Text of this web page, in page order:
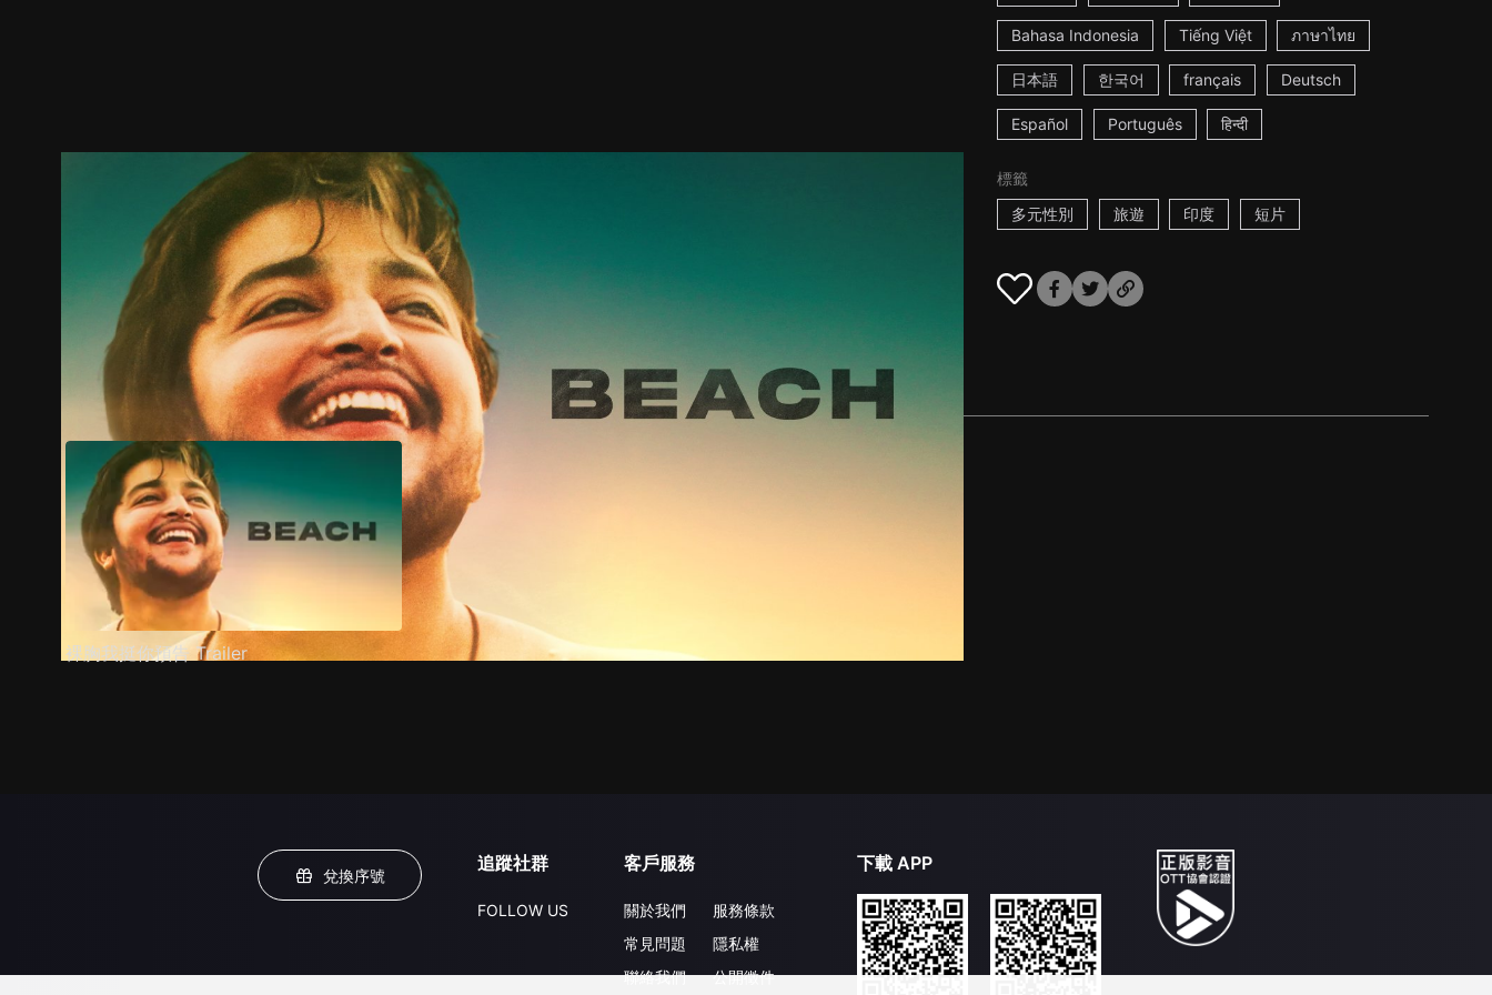
Bahasa Indonesia Tiếng Việt ภาษาไทย
日本語 한국어 français Deutsch
Español Português हिन्दी
標籤
多元性別
旅遊 印度 短片
預告 劇照 推薦影片 劇情介紹
裸胸我挺你預告 Trailer
兌換序號
追蹤社群
FOLLOW US
客戶服務
關於我們
常見問題
聯絡我們
服務條款
隱私權
公開徵件
下載 APP